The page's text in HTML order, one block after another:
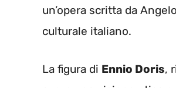
un’opera scritta da
culturale italiano.
La figura di Ennio Doris,